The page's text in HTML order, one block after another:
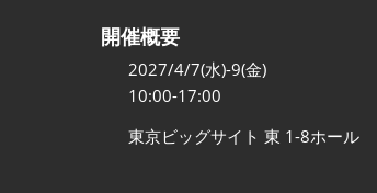
開催概要
2027/4/7(水)-9(金)
10:00-17:00
東京ビッグサイト 東 1-8ホール